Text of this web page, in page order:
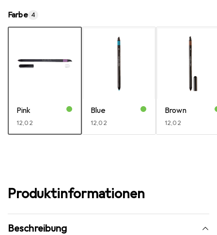
Farbe 4
Pink
EUR
12,02
Blue
EUR
12,02
Brown
EUR
12,02
Produktinformationen
Beschreibung